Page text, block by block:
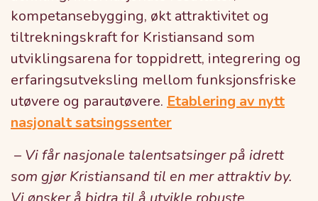
kompetansebygging, økt attraktivitet og
tiltrekningskraft for Kristiansand som
utviklingsarena for toppidrett, integrering og
erfaringsutveksling mellom funksjonsfriske
utøvere og parautøvere. Etablering av nytt
nasjonalt satsingssenter
– Vi får nasjonale talentsatsinger på idrett
som gjør Kristiansand til en mer attraktiv by.